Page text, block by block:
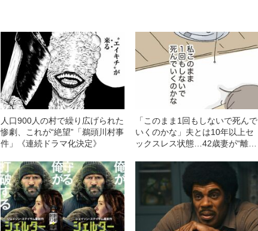
人口900人の村で繰り広げられた
惨劇、これが“絶望”「鵜頭川村事
件」《連続ドラマ化決定》
「このまま1回もしないで死んで
いくのかな」夫とは10年以上セ
ックスレス状態…42歳妻が“離
年BEST5